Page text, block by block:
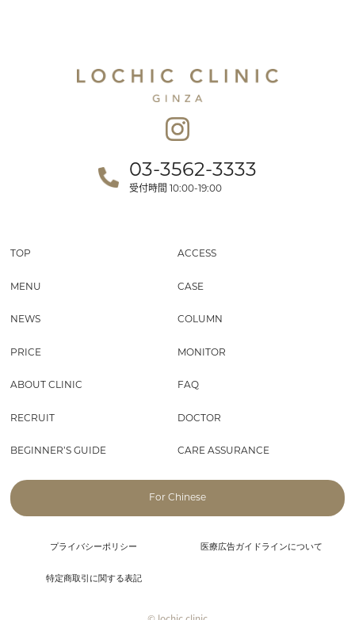
03-3562-3333
受付時間 10:00-19:00
TOP ACCESS
MENU CASE
NEWS COLUMN
PRICE MONITOR
ABOUT CLINIC FAQ
RECRUIT DOCTOR
BEGINNER’S GUIDE CARE ASSURANCE
For Chinese
プライバシーポリシー 医療広告ガイドラインについて
特定商取引に関する表記